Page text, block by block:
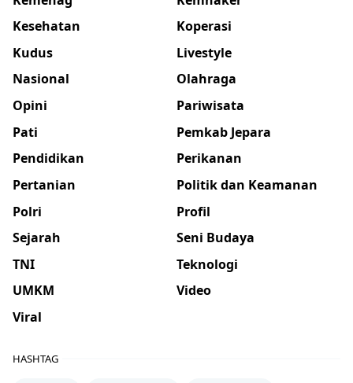
Kesehatan
Koperasi
Kudus
Livestyle
Nasional
Olahraga
Opini
Pariwisata
Pati
Pemkab Jepara
Pendidikan
Perikanan
Pertanian
Politik dan Keamanan
Polri
Profil
Sejarah
Seni Budaya
TNI
Teknologi
UMKM
Video
Viral
HASHTAG